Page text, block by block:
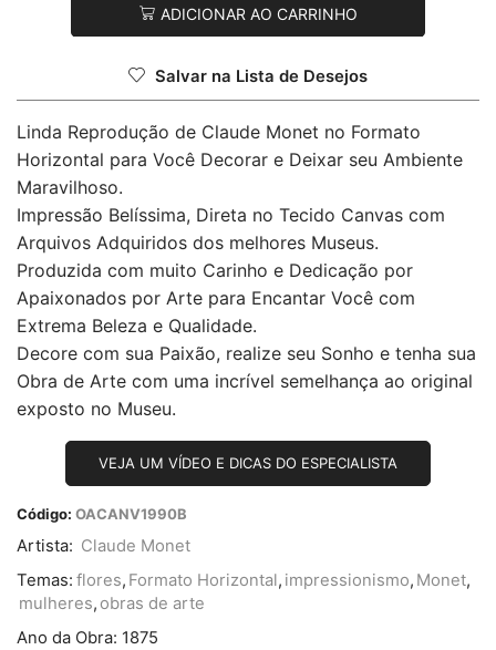
ADICIONAR AO CARRINHO
Salvar na Lista de Desejos
Linda Reprodução de Claude Monet no Formato
Horizontal para Você Decorar e Deixar seu Ambiente
Maravilhoso.
Impressão Belíssima, Direta no Tecido Canvas com
Arquivos Adquiridos dos melhores Museus.
Produzida com muito Carinho e Dedicação por
Apaixonados por Arte para Encantar Você com
Extrema Beleza e Qualidade.
Decore com sua Paixão, realize seu Sonho e tenha sua
Obra de Arte com uma incrível semelhança ao original
exposto no Museu.
VEJA UM VÍDEO E DICAS DO ESPECIALISTA
Código: OACANV1990B
Artista: Claude Monet
Temas: flores, Formato Horizontal , impressionismo, Monet,
mulheres, obras de arte
Ano da Obra: 1875